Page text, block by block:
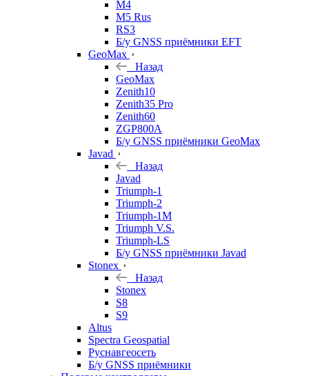
M4
M5 Rus
RS3
Б/у GNSS приёмники EFT
GeoMax
Назад
GeoMax
Zenith10
Zenith35 Pro
Zenith60
ZGP800A
Б/у GNSS приёмники GeoMax
Javad
Назад
Javad
Triumph-1
Triumph-2
Triumph-1M
Triumph V.S.
Triumph-LS
Б/у GNSS приёмники Javad
Stonex
Назад
Stonex
S8
S9
Altus
Spectra Geospatial
Руснавгеосеть
Б/у GNSS приёмники